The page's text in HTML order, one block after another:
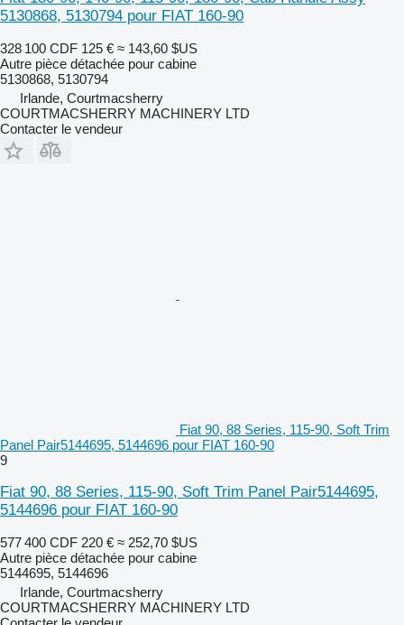
5130868, 5130794 pour FIAT 160-90
328 100 CDF 125 € ≈ 143,60 $US
Autre pièce détachée pour cabine
5130868, 5130794
Irlande, Courtmacsherry
COURTMACSHERRY MACHINERY LTD
Contacter le vendeur
Fiat 90, 88 Series, 115-90, Soft Trim
Panel Pair5144695, 5144696 pour FIAT 160-90
9
Fiat 90, 88 Series, 115-90, Soft Trim Panel Pair5144695,
5144696 pour FIAT 160-90
577 400 CDF 220 € ≈ 252,70 $US
Autre pièce détachée pour cabine
5144695, 5144696
Irlande, Courtmacsherry
COURTMACSHERRY MACHINERY LTD